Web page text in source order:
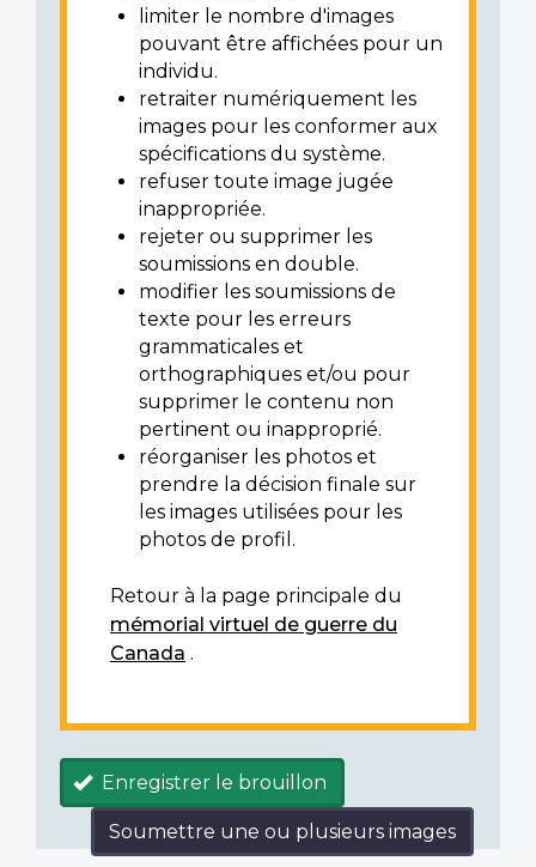
limiter le nombre d'images
pouvant être affichées pour un
individu.
retraiter numériquement les
images pour les conformer aux
spécifications du système.
refuser toute image jugée
inappropriée.
rejeter ou supprimer les
soumissions en double.
modifier les soumissions de
texte pour les erreurs
grammaticales et
orthographiques et/ou pour
supprimer le contenu non
pertinent ou inapproprié.
réorganiser les photos et
prendre la décision finale sur
les images utilisées pour les
photos de profil.
Retour à la page principale du
mémorial virtuel de guerre du
Canada .
Enregistrer le brouillon
Soumettre une ou plusieurs images